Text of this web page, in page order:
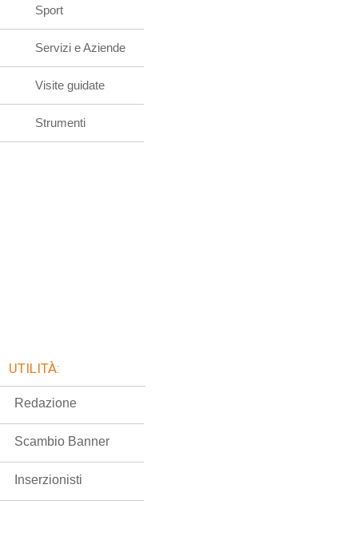
Sport
Servizi e Aziende
Visite guidate
Strumenti
UTILITÀ:
Redazione
Scambio Banner
Inserzionisti